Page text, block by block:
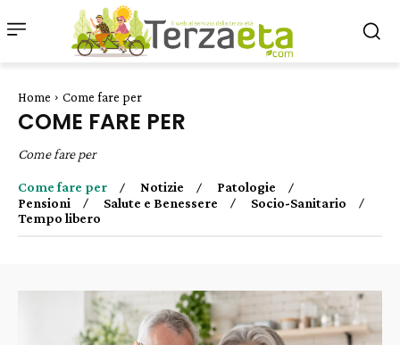
Home Come fare per
COME FARE PER
Come fare per
Come fare per Notizie
Patologie
Pensioni
Salute e Benessere
Socio-Sanitario
Tempo libero